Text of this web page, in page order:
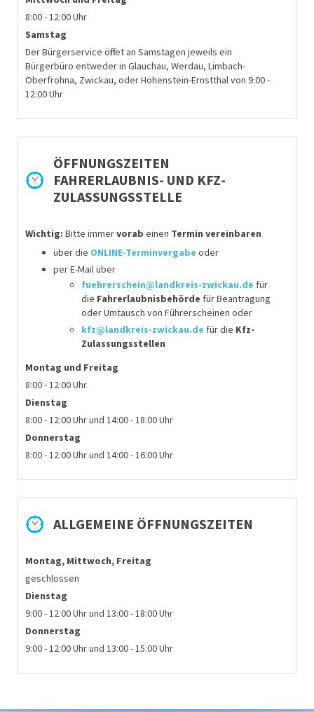
8:00 - 12:00 Uhr
Samstag
Der Bürgerservice öffnet an Samstagen jeweils ein
Bürgerbüro entweder in Glauchau, Werdau, Limbach-
Oberfrohna, Zwickau, oder Hohenstein-Ernstthal von 9:00 -
12:00 Uhr
ÖFFNUNGSZEITEN
FAHRERLAUBNIS- UND KFZ-
ZULASSUNGSSTELLE
Wichtig: Bitte immervorab einen Termin vereinbaren
über die ONLINE-Terminvergabe oder
per E-Mail über
fuehrerschein@landkreis-zwickau.de für
die Fahrerlaubnisbehörde fürBeantragung
oder Umtausch von Führerscheinen oder
kfz@landkreis-zwickau.de für die Kfz-
Zulassungsstellen
Montag und Freitag
8:00 - 12:00 Uhr
Dienstag
8:00 - 12:00 Uhr und 14:00 - 18:00 Uhr
Donnerstag
8:00 - 12:00 Uhr und 14:00 - 16:00 Uhr
ALLGEMEINE ÖFFNUNGSZEITEN
Montag, Mittwoch, Freitag
geschlossen
Dienstag
9:00 - 12:00 Uhr und 13:00 - 18:00 Uhr
Donnerstag
9:00 - 12:00 Uhr und 13:00 - 15:00 Uhr